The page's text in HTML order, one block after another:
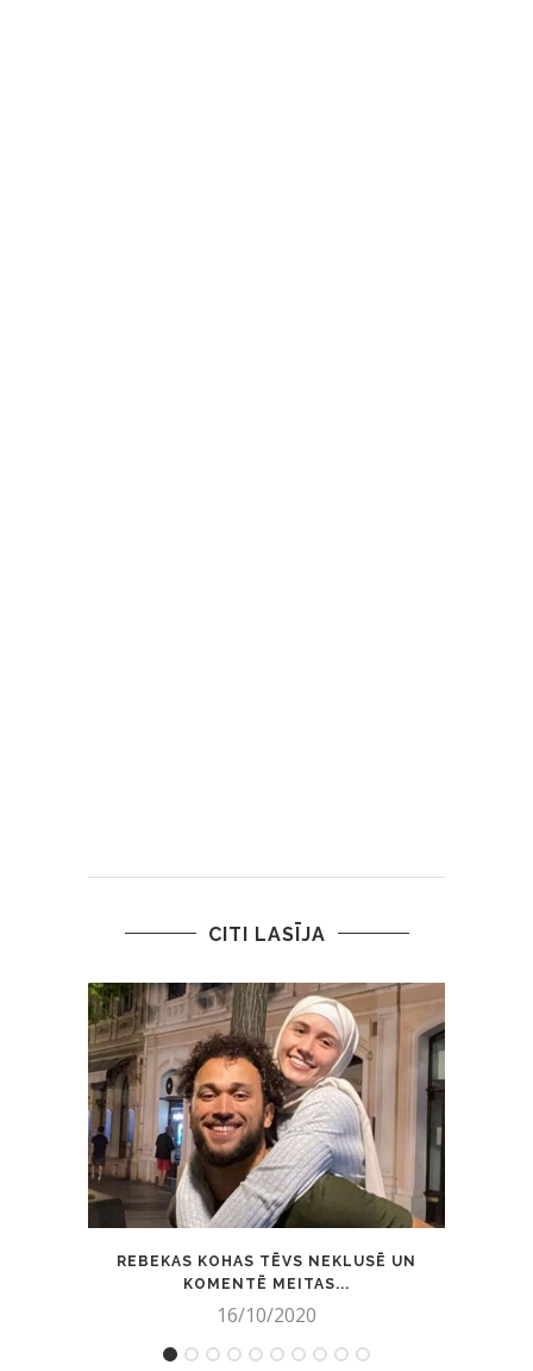
CITI LASĪJA
REBEKAS KOHAS TĒVS NEKLUSĒ UN
KOMENTĒ MEITAS...
16/10/2020